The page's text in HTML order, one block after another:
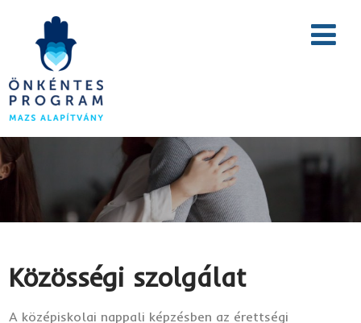
Közösségi szolgálat
A középiskolai nappali képzésben az érettségi